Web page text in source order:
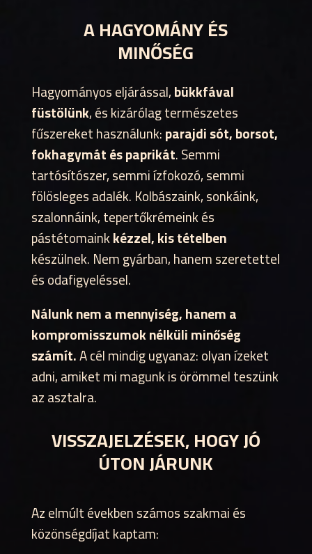
A HAGYOMÁNY ÉS
MINŐSÉG
Hagyományos eljárással,bükkfával
füstölünk, és kizárólag természetes
fűszereket használunk:parajdi sót, borsot,
fokhagymát és paprikát. Semmi
tartósítószer, semmi ízfokozó, semmi
fölösleges adalék. Kolbászaink, sonkáink,
szalonnáink, tepertőkrémeink és
pástétomainkkézzel, kis tételben
készülnek. Nem gyárban, hanem szeretettel
és odafigyeléssel.
Nálunk nem a mennyiség, hanem a
kompromisszumok nélküli minőség
számít.A cél mindig ugyanaz: olyan ízeket
adni, amiket mi magunk is örömmel teszünk
az asztalra.
VISSZAJELZÉSEK, HOGY JÓ
ÚTON JÁRUNK
Az elmúlt években számos szakmai és
közönségdíjat kaptam: